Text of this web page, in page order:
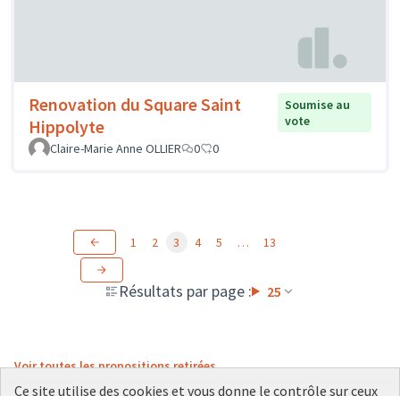
Renovation du Square Saint
Hippolyte
Soumise au
vote
Claire-Marie Anne OLLIER
0 0
Résultats par page : 25
1 2 3 4 5 … 13
Voir toutes les propositions retirées
Ce site utilise des cookies et vous donne le contrôle sur ceux